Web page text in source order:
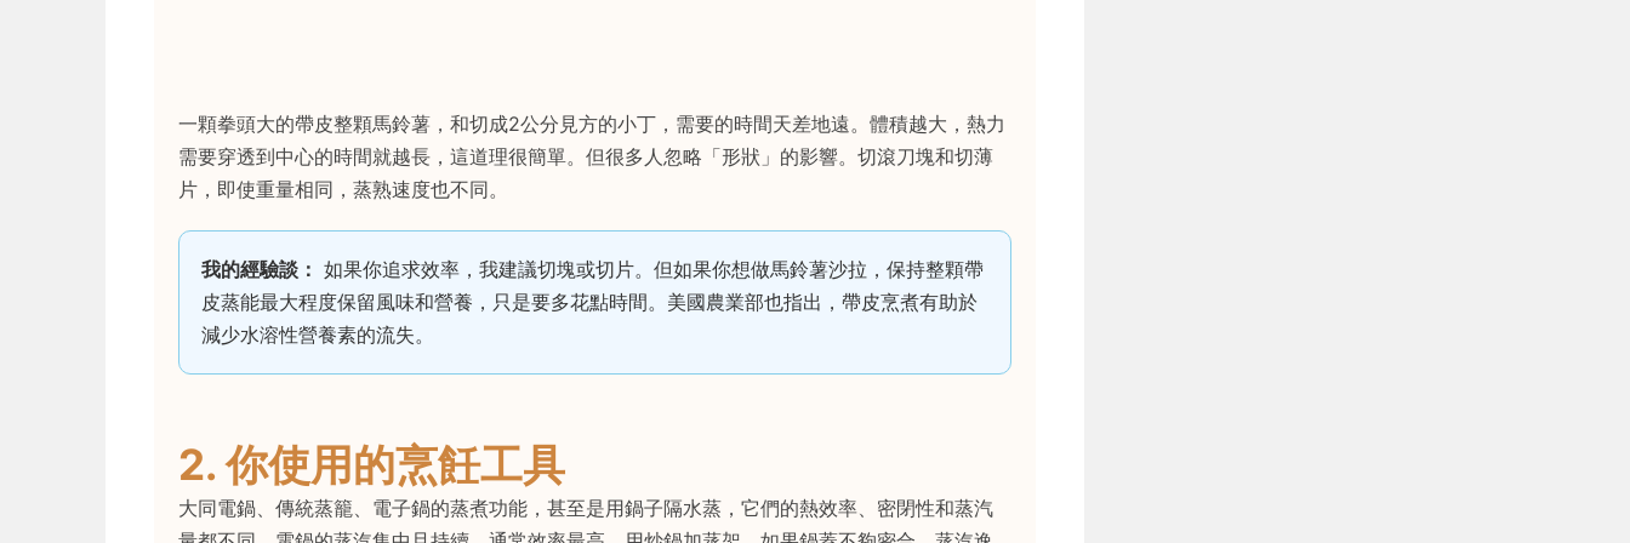
一顆拳頭大的帶皮整顆馬鈴薯，和切成2公分見方的小丁，需要的時間天差地遠。體積越大，熱力
需要穿透到中心的時間就越長，這道理很簡單。但很多人忽略「形狀」的影響。切滾刀塊和切薄
片，即使重量相同，蒸熟速度也不同。
我的經驗談： 如果你追求效率，我建議切塊或切片。但如果你想做馬鈴薯沙拉，保持整顆帶
皮蒸能最大程度保留風味和營養，只是要多花點時間。美國農業部也指出，帶皮烹煮有助於
減少水溶性營養素的流失。
2. 你使用的烹飪工具
大同電鍋、傳統蒸籠、電子鍋的蒸煮功能，甚至是用鍋子隔水蒸，它們的熱效率、密閉性和蒸汽